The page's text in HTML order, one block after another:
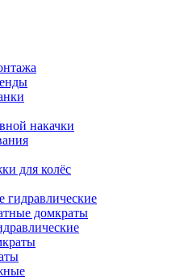
накачки
для колёс
гидравлические
домкраты